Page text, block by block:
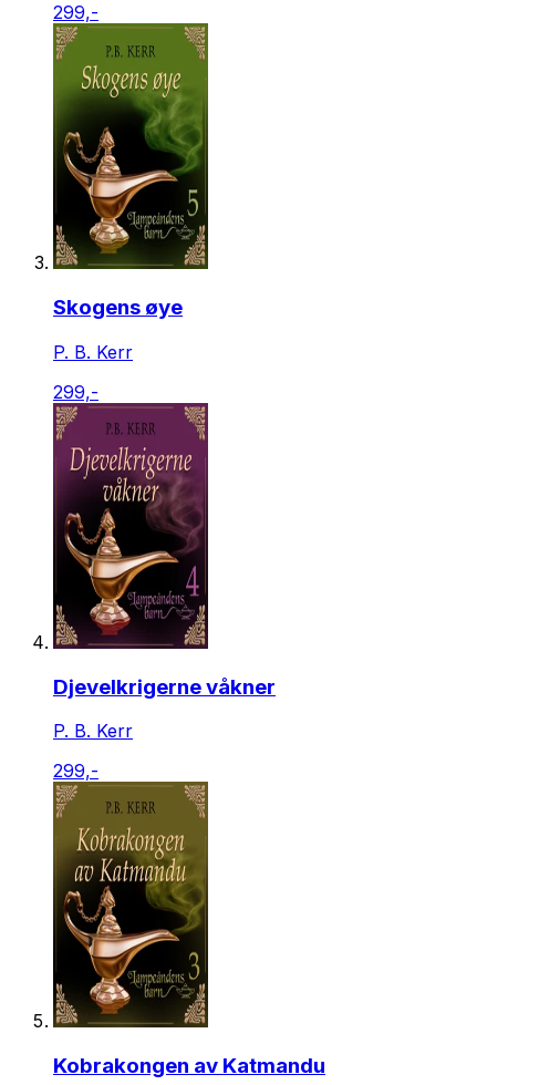
299,-
Skogens øye
P. B. Kerr
299,-
Djevelkrigerne våkner
P. B. Kerr
299,-
Kobrakongen av Katmandu